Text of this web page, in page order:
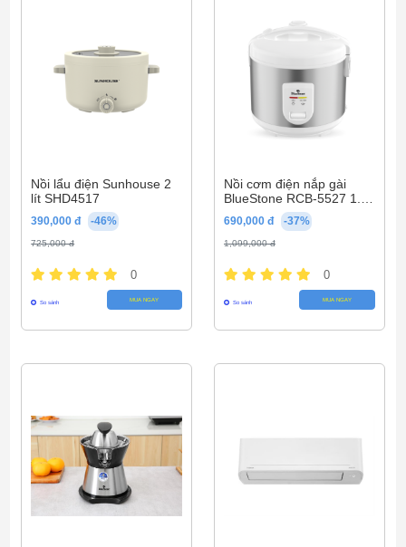
Nồi lẩu điện Sunhouse 2
lít SHD4517
390,000 đ -46%
725,000 đ
0
So sánh MUA NGAY
Nồi cơm điện nắp gài
BlueStone RCB-5527 1.8
690,000 đ -37%
1,099,000 đ
0
So sánh MUA NGAY